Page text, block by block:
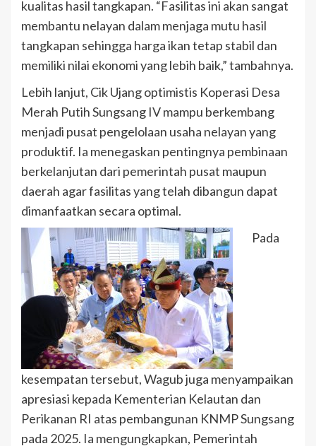
kualitas hasil tangkapan. “Fasilitas ini akan sangat
membantu nelayan dalam menjaga mutu hasil
tangkapan sehingga harga ikan tetap stabil dan
memiliki nilai ekonomi yang lebih baik,” tambahnya.
Lebih lanjut, Cik Ujang optimistis Koperasi Desa
Merah Putih Sungsang IV mampu berkembang
menjadi pusat pengelolaan usaha nelayan yang
produktif. Ia menegaskan pentingnya pembinaan
berkelanjutan dari pemerintah pusat maupun
daerah agar fasilitas yang telah dibangun dapat
dimanfaatkan secara optimal.
Pada
kesempatan tersebut, Wagub juga menyampaikan
apresiasi kepada Kementerian Kelautan dan
Perikanan RI atas pembangunan KNMP Sungsang
pada 2025. Ia mengungkapkan, Pemerintah